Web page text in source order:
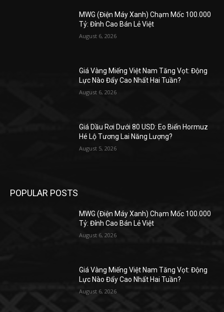
MWG (Điện Máy Xanh) Chạm Mốc 100.000
Tỷ: Đỉnh Cao Bán Lẻ Việt
August 6, 2026
Giá Vàng Miếng Việt Nam Tăng Vọt: Động
Lực Nào Đẩy Cao Nhất Hai Tuần?
August 6, 2026
Giá Dầu Rơi Dưới 80 USD: Eo Biển Hormuz
Hé Lộ Tương Lai Năng Lượng?
August 5, 2026
POPULAR POSTS
MWG (Điện Máy Xanh) Chạm Mốc 100.000
Tỷ: Đỉnh Cao Bán Lẻ Việt
August 6, 2026
Giá Vàng Miếng Việt Nam Tăng Vọt: Động
Lực Nào Đẩy Cao Nhất Hai Tuần?
August 6, 2026